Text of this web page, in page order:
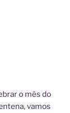
o mês do
vamos